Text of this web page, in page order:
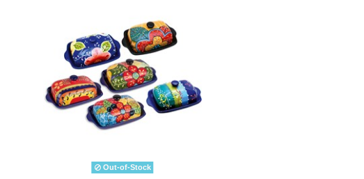
Out-of-Stock